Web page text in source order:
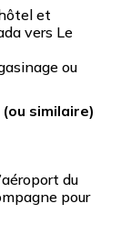
et
vers Le
ou
similaire)
du
pour